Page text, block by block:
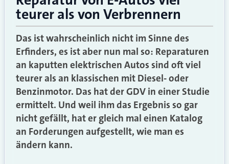
teurer als von Verbrennern
Das ist wahrscheinlich nicht im Sinne des
Erfinders, es ist aber nun mal so: Reparaturen
an kaputten elektrischen Autos sind oft viel
teurer als an klassischen mit Diesel- oder
Benzinmotor. Das hat der GDV in einer Studie
ermittelt. Und weil ihm das Ergebnis so gar
nicht gefällt, hat er gleich mal einen Katalog
an Forderungen aufgestellt, wie man es
ändern kann.